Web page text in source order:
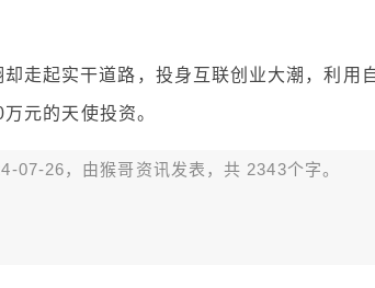
走起实干道路，投身互联创业大潮，利用
元的天使投资。
07-26，由猴哥资讯 发表，共 2343个字。